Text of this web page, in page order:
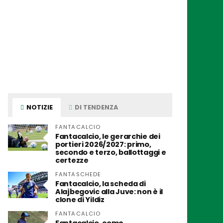
NOTIZIE DI TENDENZA
FANTACALCIO
Fantacalcio, le gerarchie dei
portieri 2026/2027: primo,
secondo e terzo, ballottaggi e
certezze
FANTASCHEDE
Fantacalcio, la scheda di
Alajbegovic alla Juve: non è il
clone di Yildiz
FANTACALCIO